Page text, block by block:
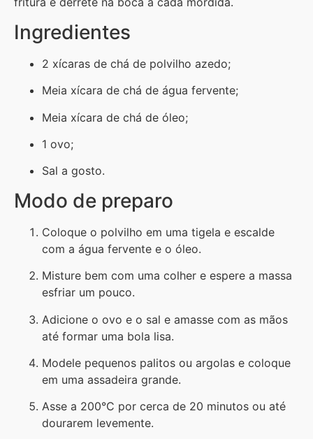
Ingredientes
2 xícaras de chá de polvilho azedo;
Meia xícara de chá de água fervente;
Meia xícara de chá de óleo;
1 ovo;
Sal a gosto.
Modo de preparo
Coloque o polvilho em uma tigela e escalde
com a água fervente e o óleo.
Misture bem com uma colher e espere a massa
esfriar um pouco.
Adicione o ovo e o sal e amasse com as mãos
até formar uma bola lisa.
Modele pequenos palitos ou argolas e coloque
em uma assadeira grande.
Asse a 200°C por cerca de 20 minutos ou até
dourarem levemente.